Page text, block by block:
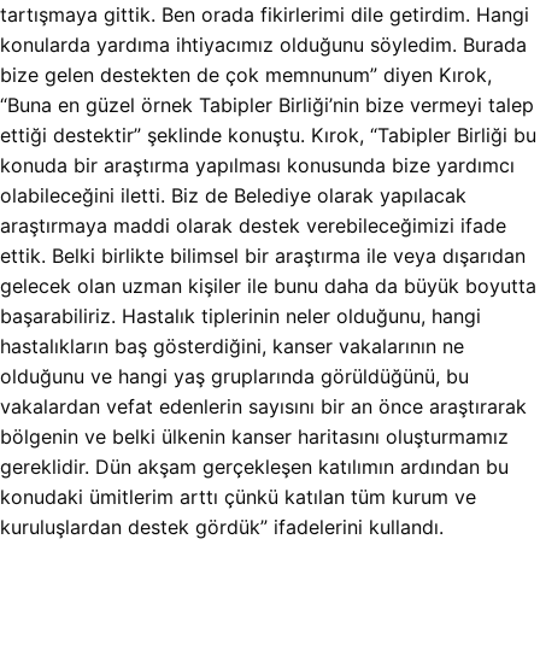
tartışmaya gittik. Ben orada fikirlerimi dile getirdim. Hangi
konularda yardıma ihtiyacımız olduğunu söyledim. Burada
bize gelen destekten de çok memnunum” diyen Kırok,
“Buna en güzel örnek Tabipler Birliği’nin bize vermeyi talep
ettiği destektir” şeklinde konuştu. Kırok, “Tabipler Birliği bu
konuda bir araştırma yapılması konusunda bize yardımcı
olabileceğini iletti. Biz de Belediye olarak yapılacak
araştırmaya maddi olarak destek verebileceğimizi ifade
ettik. Belki birlikte bilimsel bir araştırma ile veya dışarıdan
gelecek olan uzman kişiler ile bunu daha da büyük boyutta
başarabiliriz. Hastalık tiplerinin neler olduğunu, hangi
hastalıkların baş gösterdiğini, kanser vakalarının ne
olduğunu ve hangi yaş gruplarında görüldüğünü, bu
vakalardan vefat edenlerin sayısını bir an önce araştırarak
bölgenin ve belki ülkenin kanser haritasını oluşturmamız
gereklidir. Dün akşam gerçekleşen katılımın ardından bu
konudaki ümitlerim arttı çünkü katılan tüm kurum ve
kuruluşlardan destek gördük” ifadelerini kullandı.